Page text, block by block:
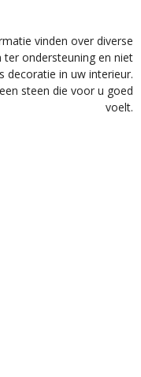
vinden over diverse
ter ondersteuning en niet
decoratie in uw interieur.
steen die voor u goed
voelt.